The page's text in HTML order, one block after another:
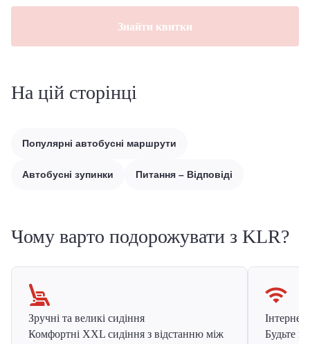
Знайти квитки
На цій сторінці
Популярні автобусні маршрути
Автобусні зупинки Питання – Відповіді
Чому варто подорожувати з KLR?
Зручні та великі сидіння
Комфортні XXL сидіння з відстанню між
Інтернет
Будьте